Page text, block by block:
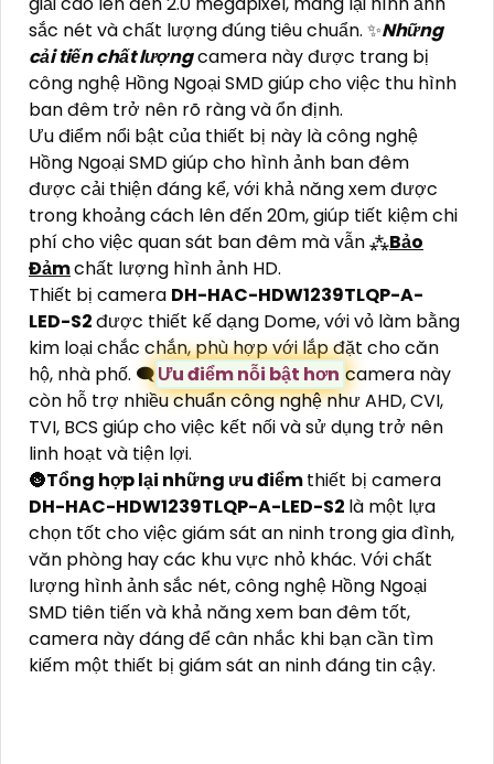
sắc nét và chất lượng đúng tiêu chuẩn. ✨Những
cải tiến chất lượngcamera này được trang bị
công nghệ Hồng Ngoại SMD giúp cho việc thu hình
ban đêm trở nên rõ ràng và ổn định.
Ưu điểm nổi bật của thiết bị này là công nghệ
Hồng Ngoại SMD giúp cho hình ảnh ban đêm
được cải thiện đáng kể, với khả năng xem được
trong khoảng cách lên đến 20m, giúp tiết kiệm chi
phí cho việc quan sát ban đêm mà vẫn ⁂Bảo
Đảmchất lượng hình ảnh HD.
Thiết bị camera DH-HAC-HDW1239TLQP-A-
LED-S2được thiết kế dạng Dome, với vỏ làm bằng
kim loại chắc chắn, phù hợp với lắp đặt cho căn
hộ, nhà phố. 🗨️Ưu điểm nỗi bật hơn camera này
còn hỗ trợ nhiều chuẩn công nghệ như AHD, CVI,
TVI, BCS giúp cho việc kết nối và sử dụng trở nên
linh hoạt và tiện lợi.
🌚Tổng hợp lại những ưu điểmthiết bị camera
DH-HAC-HDW1239TLQP-A-LED-S2 là một lựa
chọn tốt cho việc giám sát an ninh trong gia đình,
văn phòng hay các khu vực nhỏ khác. Với chất
lượng hình ảnh sắc nét, công nghệ Hồng Ngoại
SMD tiên tiến và khả năng xem ban đêm tốt,
camera này đáng để cân nhắc khi bạn cần tìm
kiếm một thiết bị giám sát an ninh đáng tin cậy.